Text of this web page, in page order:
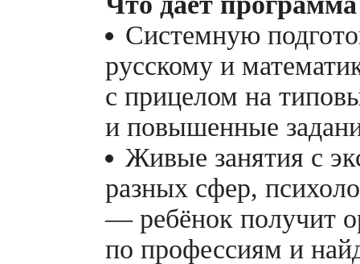
Системную
русскому и
с прицелом на
и повышенные
Живые занятия с
разных сфер,
— ребёнок получит
по профессиям и